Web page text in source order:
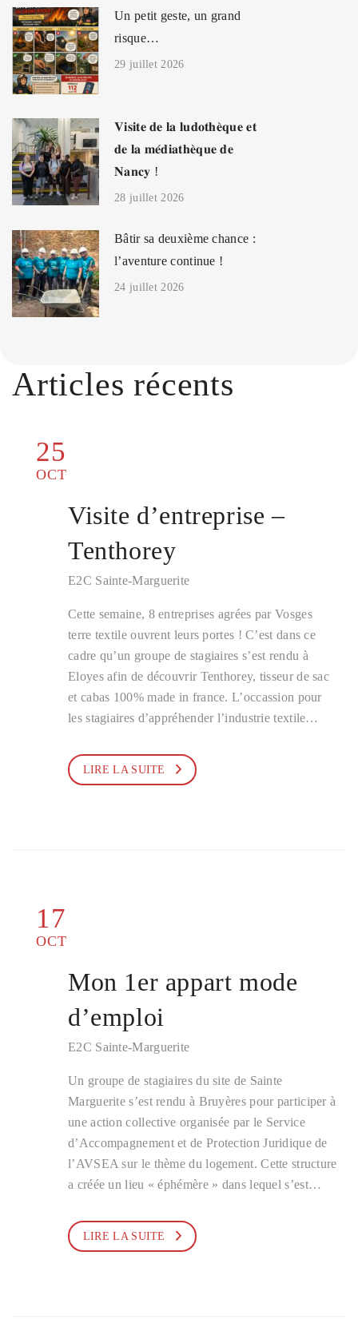
Articles récents
25
OCT
Visite d’entreprise –
Tenthorey
E2C Sainte-Marguerite
Cette semaine, 8 entreprises agrées par Vosges
terre textile ouvrent leurs portes ! C’est dans ce
cadre qu’un groupe de stagiaires s’est rendu à
Eloyes afin de découvrir Tenthorey, tisseur de sac
et cabas 100% made in france. L’occassion pour
les stagiaires d’appréhender l’industrie textile…
LIRE LA SUITE
17
OCT
Mon 1er appart mode
d’emploi
E2C Sainte-Marguerite
Un groupe de stagiaires du site de Sainte
Marguerite s’est rendu à Bruyères pour participer à
une action collective organisée par le Service
d’Accompagnement et de Protection Juridique de
l’AVSEA sur le thème du logement. Cette structure
a créée un lieu « éphémère » dans lequel s’est…
LIRE LA SUITE
Un petit geste, un grand
risque…
29 juillet 2026
𝐕𝐢𝐬𝐢𝐭𝐞 𝐝𝐞 𝐥𝐚 𝐥𝐮𝐝𝐨𝐭𝐡𝐞̀𝐪𝐮𝐞 𝐞𝐭
𝐝𝐞 𝐥𝐚 𝐦𝐞́𝐝𝐢𝐚𝐭𝐡𝐞̀𝐪𝐮𝐞 𝐝𝐞
𝐍𝐚𝐧𝐜𝐲 !
28 juillet 2026
Bâtir sa deuxième chance :
l’aventure continue !
24 juillet 2026